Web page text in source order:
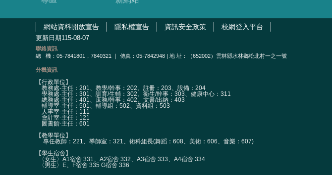
網站資料開放宣告 隱私權宣告 資訊安全政策 校網登入平台
更新日期115-08-07
聯絡資訊
總
機：05-7841801，7840321 ｜ 傳真：05-7842948 | 地 址：（652002）雲林縣水林鄉松北村一之一號
分機資訊
【行政單位】
教務處-主任：201、教學/幹事：202、註冊：203、設備：204
學務處-主任：301、訓育/生輔：302、衛生/幹事：303、健康中心：311
總務處-主任：401、庶務/幹事：402、文書/出納：403
輔導室-主任：501、輔導組：502、資料組：503
人事室-主任：111
會計室-主任：121
圖書館-主任：601
【教學單位】
專任教師：221、導師室：321、術科組長(舞蹈：608、美術：606、音樂：607)
【學生宿舍】
〈女生〉A1宿舍 331、A2宿舍 332、A3宿舍 333、A4宿舍 334
〈男生〉E、F宿舍 335 G宿舍 336